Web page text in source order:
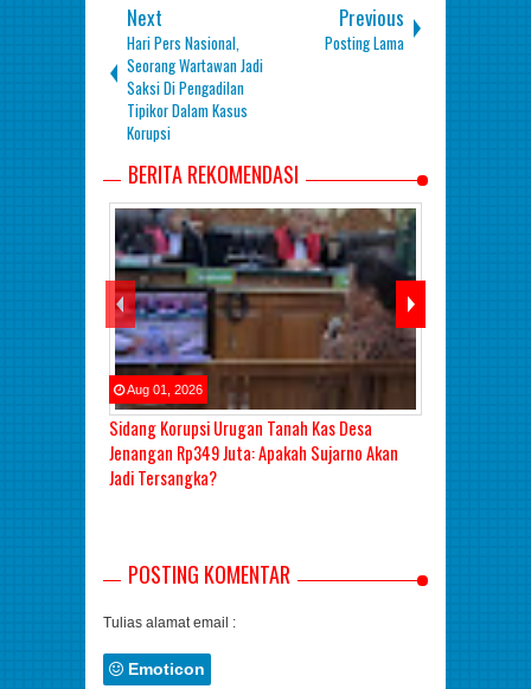
Next
Hari Pers Nasional,
Seorang Wartawan Jadi
Saksi Di Pengadilan
Tipikor Dalam Kasus
Korupsi
Previous
Posting Lama
BERITA REKOMENDASI
Sidang Korupsi Urugan Tanah Kas Desa
Jenangan Rp349 Juta: Apakah Sujarno Akan
Jadi Tersangka?
Aug 01 2026
POSTING KOMENTAR
Tulias alamat email :
Emoticon